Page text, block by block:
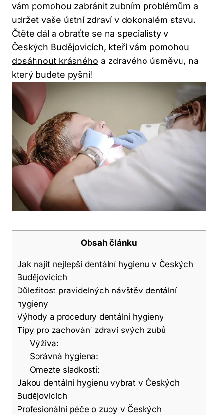
vám pomohou zabránit zubním problémům a
udržet vaše ústní zdraví v dokonalém stavu.
Čtěte dál a obraťte se na specialisty v
Českých Budějovicích, kteří vám pomohou
dosáhnout krásného a zdravého úsměvu, na
který budete pyšní!
Obsah článku
Jak najít nejlepší dentální hygienu v Českých
Budějovicích
Důležitost pravidelných návštěv dentální
hygieny
Výhody a procedury dentální hygieny
Tipy pro zachování zdraví svých zubů
Výživa:
Správná hygiena:
Omezte sladkosti:
Jakou dentální hygienu vybrat v Českých
Budějovicích
Profesionální péče o zuby v Českých